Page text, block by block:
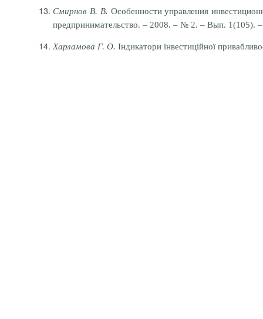
Смирнов В. В. Особенности управления
предпринимательство. – 2008. – № 2. – Вып. 1(105).
Харламова Г. О. Індикатори інвестиційної